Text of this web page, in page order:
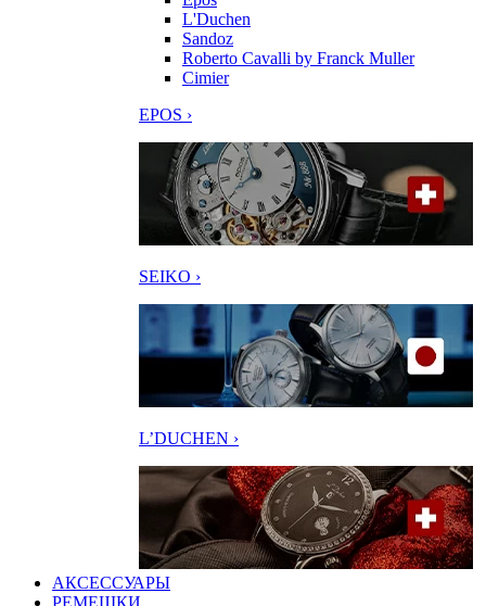
L'Duchen
Sandoz
Roberto Cavalli by Franck Muller
Cimier
EPOS ›
SEIKO ›
L’DUCHEN ›
АКСЕССУАРЫ
РЕМЕШКИ